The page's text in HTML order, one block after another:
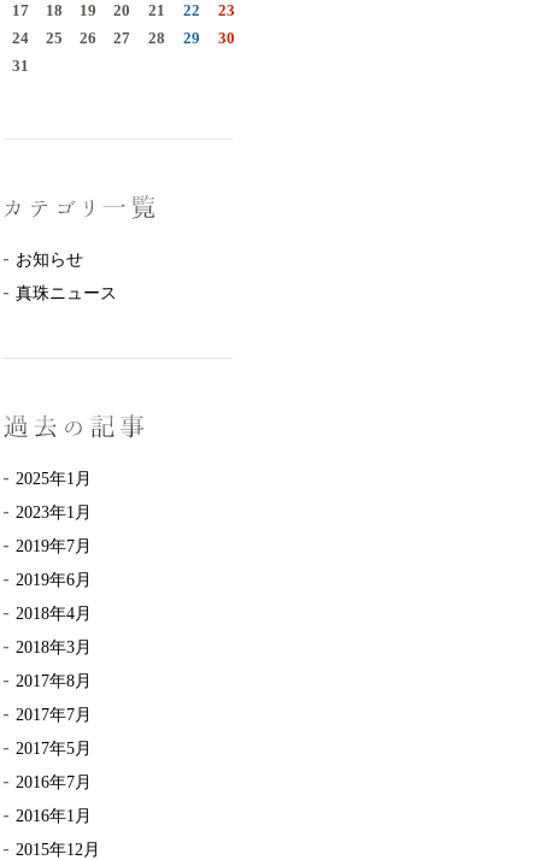
17
18 19 20 21 22
23
24
25 26 27 28 29
30
31
お知らせ
真珠ニュース
2025年1月
2023年1月
2019年7月
2019年6月
2018年4月
2018年3月
2017年8月
2017年7月
2017年5月
2016年7月
2016年1月
2015年12月